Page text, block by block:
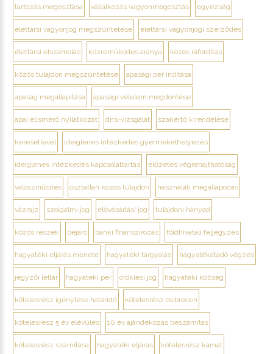
tartozás megosztása vállalkozás vagyonmegosztás egyezség
élettársi vagyonjog megszüntetése élettársi vagyonjogi szerződés
élettársi elszámolás közreműködés aránya közös ráfordítás
közös tulajdon megszüntetése apasági per indítása
apaság megállapítása apasági vélelem megdöntése
apai elismerő nyilatkozat dns-vizsgálat szakértő kirendelése
keresetlevél ideiglenes intézkedés gyermekelhelyezés
ideiglenes intézkedés kapcsolattartás előzetes végrehajthatóság
valószínűsítés osztatlan közös tulajdon használati megállapodás
vázrajz szolgalmi jog elővásárlási jog tulajdoni hányad
közös részek bejáró banki finanszírozás földhivatali feljegyzés
hagyatéki eljárás menete hagyatéki tárgyalás hagyatékátadó végzés
jegyzői leltár hagyatéki per öröklési jog hagyatéki költség
kötelesrész igénylése határidő kötelesrész debrecen
kötelesrész 5 év elévülés 10 év ajándékozás beszámítás
kötelesrész számítása hagyatéki eljárás kötelesrész kamat